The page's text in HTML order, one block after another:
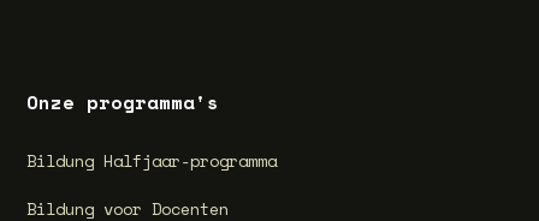
Onze programma's
Bildung Halfjaar-programma
Bildung voor Docenten